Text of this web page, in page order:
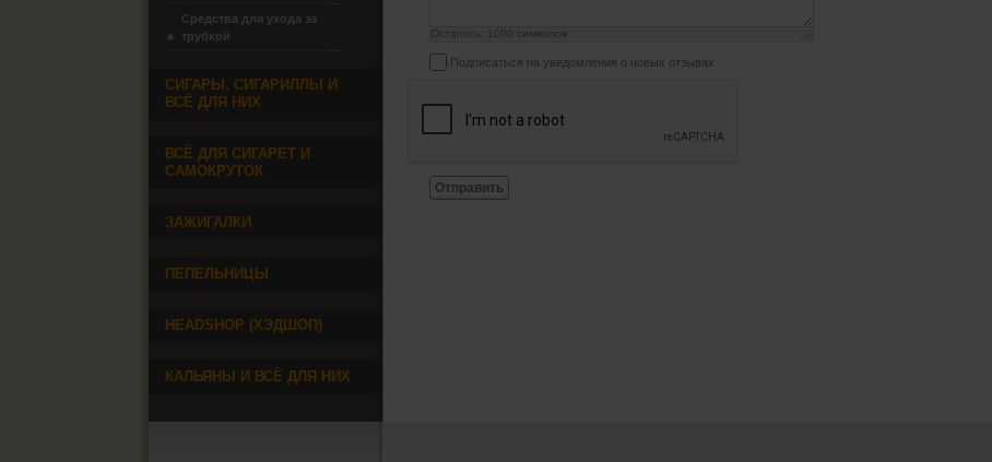
Осталось: 1000 символов
Подписаться на уведомления о новых отзывах
Отправить
Средства для ухода за
трубкой
СИГАРЫ, СИГАРИЛЛЫ И
ВСЁ ДЛЯ НИХ
ВСЁ ДЛЯ СИГАРЕТ И
САМОКРУТОК
ЗАЖИГАЛКИ
ПЕПЕЛЬНИЦЫ
HEADSHOP (ХЭДШОП)
КАЛЬЯНЫ И ВСЁ ДЛЯ НИХ